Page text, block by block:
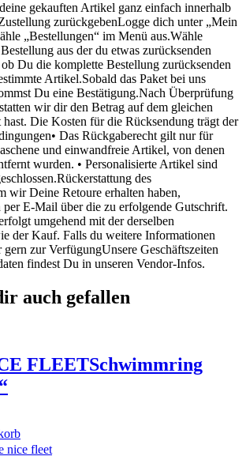
gekauften Artikel ganz einfach innerhalb
zurückgebenLogge dich unter „Mein
„Bestellungen“ im Menü aus.Wähle
aus der du etwas zurücksenden
Du die komplette Bestellung zurücksenden
Artikel.Sobald das Paket bei uns
Du eine Bestätigung.Nach Überprüfung
wir dir den Betrag auf dem gleichen
Die Kosten für die Rücksendung trägt der
Das Rückgaberecht gilt nur für
und einwandfreie Artikel, von denen
wurden. • Personalisierte Artikel sind
des
wir Deine Retoure erhalten haben,
E-Mail über die zu erfolgende Gutschrift.
umgehend mit der derselben
der Kauf. Falls du weitere Informationen
zur VerfügungUnsere Geschäftszeiten
findest Du in unseren Vendor-Infos.
auch gefallen
FLEETSchwimmring
nice fleet